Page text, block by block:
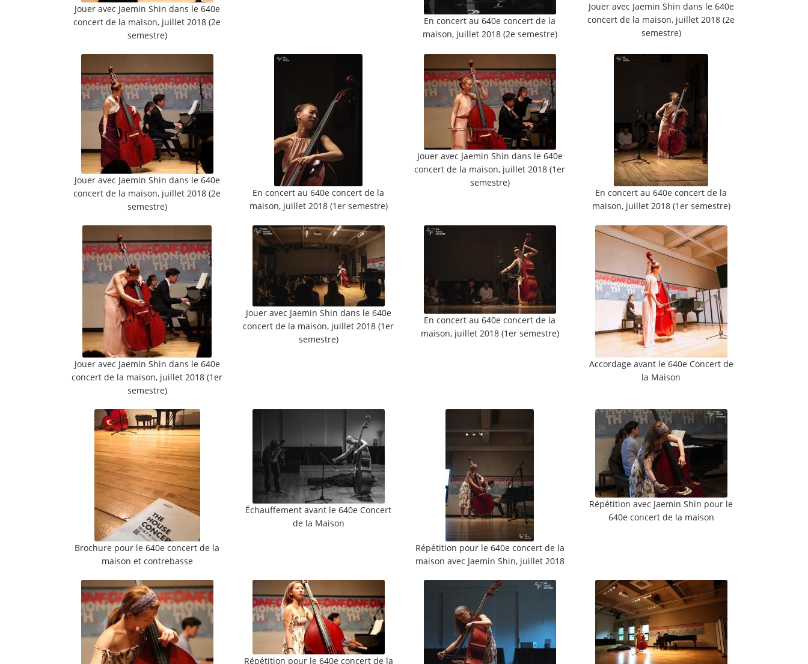
Jouer avec Jaemin Shin dans le 640e
concert de la maison, juillet 2018 (2e
semestre)
En concert au 640e concert de la
maison, juillet 2018 (2e semestre)
Jouer avec Jaemin Shin dans le 640e
concert de la maison, juillet 2018 (2e
semestre)
Jouer avec Jaemin Shin dans le 640e
concert de la maison, juillet 2018 (2e
semestre)
En concert au 640e concert de la
maison, juillet 2018 (1er semestre)
Jouer avec Jaemin Shin dans le 640e
concert de la maison, juillet 2018 (1er
semestre)
En concert au 640e concert de la
maison, juillet 2018 (1er semestre)
Jouer avec Jaemin Shin dans le 640e
concert de la maison, juillet 2018 (1er
semestre)
Jouer avec Jaemin Shin dans le 640e
concert de la maison, juillet 2018 (1er
semestre)
En concert au 640e concert de la
maison, juillet 2018 (1er semestre)
Accordage avant le 640e Concert de
la Maison
Brochure pour le 640e concert de la
maison et contrebasse
Échauffement avant le 640e Concert
de la Maison
Répétition pour le 640e concert de la
maison avec Jaemin Shin, juillet 2018
Répétition avec Jaemin Shin pour le
640e concert de la maison
Répétition pour le 640e concert de la